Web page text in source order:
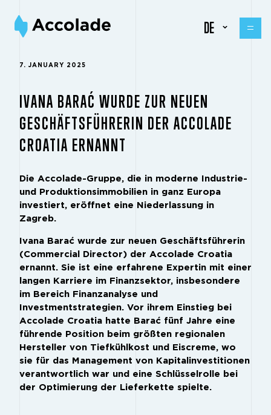
DE
7. JANUARY 2025
IVANA BARAĆ WURDE ZUR NEUEN
GESCHÄFTSFÜHRERIN DER ACCOLADE
CROATIA ERNANNT
Die Accolade-Gruppe, die in moderne Industrie-
und Produktionsimmobilien in ganz Europa
investiert, eröffnet eine Niederlassung in
Zagreb.
Ivana Barać wurde zur neuen Geschäftsführerin
(Commercial Director) der Accolade Croatia
ernannt. Sie ist eine erfahrene Expertin mit einer
langen Karriere im Finanzsektor, insbesondere
im Bereich Finanzanalyse und
Investmentstrategien. Vor ihrem Einstieg bei
Accolade Croatia hatte Barać fünf Jahre eine
führende Position beim größten regionalen
Hersteller von Tiefkühlkost und Eiscreme, wo
sie für das Management von Kapitalinvestitionen
verantwortlich war und eine Schlüsselrolle bei
der Optimierung der Lieferkette spielte.